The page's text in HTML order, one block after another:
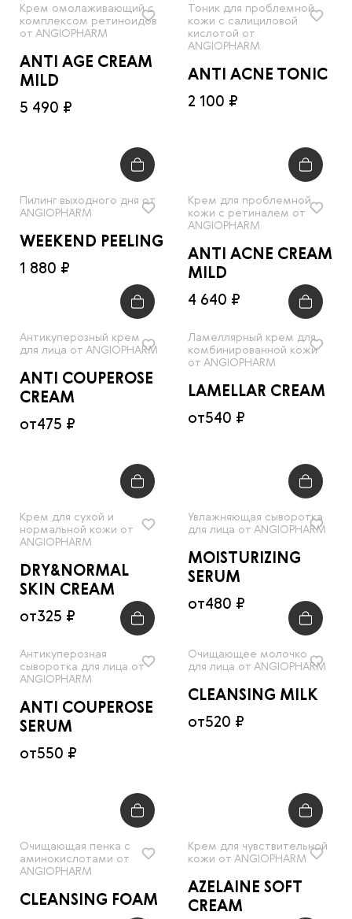
Крем омолаживающий с
комплексом ретиноидов
от ANGIOPHARM
ANTI AGE CREAM
MILD
5 490 ₽
Тоник для проблемной
кожи с салициловой
кислотой от
ANGIOPHARM
ANTI ACNE TONIC
2 100 ₽
Пилинг выходного дня от
ANGIOPHARM
WEEKEND PEELING
1 880 ₽
Крем для проблемной
кожи с ретиналем от
ANGIOPHARM
ANTI ACNE CREAM
MILD
4 640 ₽
Антикуперозный крем
для лица от ANGIOPHARM
ANTI COUPEROSE
CREAM
от475 ₽
Ламеллярный крем для
комбинированной кожи
от ANGIOPHARM
LAMELLAR CREAM
от540 ₽
Крем для сухой и
нормальной кожи от
ANGIOPHARM
DRY&NORMAL
SKIN CREAM
от325 ₽
Увлажняющая сыворотка
для лица от ANGIOPHARM
MOISTURIZING
SERUM
от480 ₽
Антикуперозная
сыворотка для лица от
ANGIOPHARM
ANTI COUPEROSE
SERUM
от550 ₽
Очищающее молочко
для лица от ANGIOPHARM
CLEANSING MILK
от520 ₽
Очищающая пенка с
аминокислотами от
ANGIOPHARM
CLEANSING FOAM
Крем для чувствительной
кожи от ANGIOPHARM
AZELAINE SOFT
CREAM